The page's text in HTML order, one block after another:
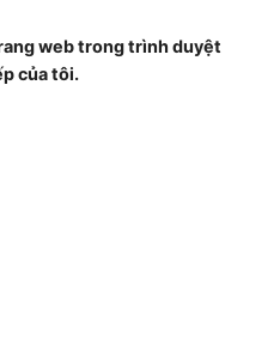
web trong trình duyệt
của tôi.